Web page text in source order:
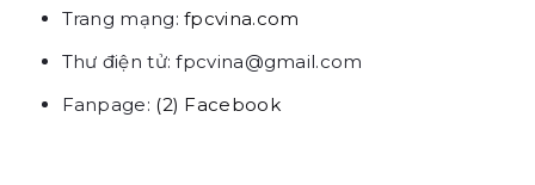
Trang mạng:fpcvina.com
Thư điện tử: fpcvina@gmail.com
Fanpage: (2) Facebook